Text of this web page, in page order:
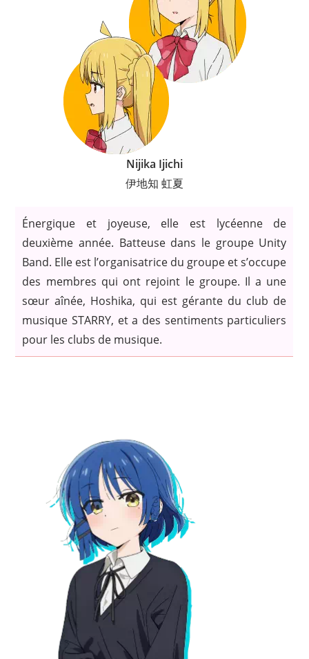
Nijika Ijichi
伊地知 虹夏
Énergique et joyeuse, elle est lycéenne de
deuxième année. Batteuse dans le groupe Unity
Band. Elle est l’organisatrice du groupe et s’occupe
des membres qui ont rejoint le groupe. Il a une
sœur aînée, Hoshika, qui est gérante du club de
musique STARRY, et a des sentiments particuliers
pour les clubs de musique.